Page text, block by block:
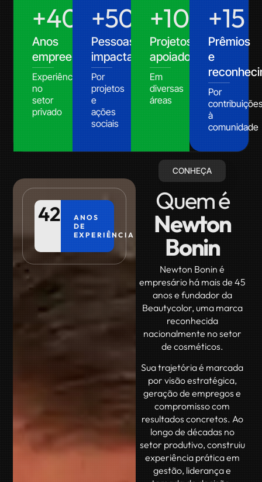
+40
Anos
empreendendo
Experiência
no
setor
privado
+50 mil
Pessoas
impactadas
Por
projetos
e
ações
sociais
+100
Projetos
apoiados
Em
diversas
áreas
+15
Prêmios
e
Por
à
comunidade
42
ANOS
DE
EXPERIÊNCIA
CONHEÇA
Quem é
Newton
Bonin
Newton Bonin é
empresário há mais de 45
anos e fundador da
Beautycolor, uma marca
reconhecida
nacionalmente no setor
de cosméticos.
Sua trajetória é marcada
por visão estratégica,
geração de empregos e
compromisso com
resultados concretos. Ao
longo de décadas no
setor produtivo, construiu
experiência prática em
gestão, liderança e